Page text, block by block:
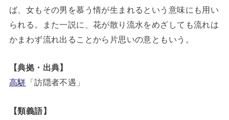
ば、女もその男を慕う情が生まれるという意味にも用い
られる。また一説に、花が散り流水をめざしても流れは
かまわず流れ出ることから片思いの意ともいう。
【典拠・出典】
高駢 「訪隠者不遇」
【類義語】